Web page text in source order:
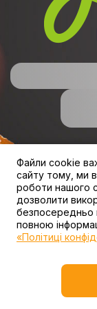
powered by
Файли cookie
сайту тому, ми
роботи нашого
дозволити
безпосередньо
повною
«Політиці